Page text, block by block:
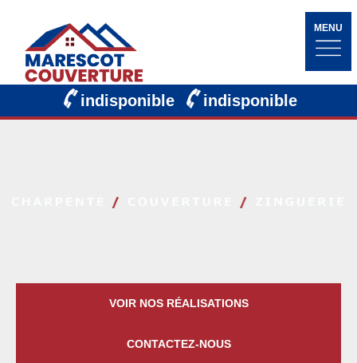
MENU
indisponible indisponible
VOIR NOS RÉALISATIONS
CONTACTEZ-NOUS